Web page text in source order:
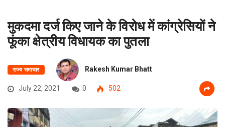
मुकदमा दर्ज किए जाने के विरोध में कांग्रेसियों ने
फूंका क्षेत्रीय विधायक का पुतला
राज्य समाचार Rakesh Kumar Bhatt
July 22, 2021 0 502